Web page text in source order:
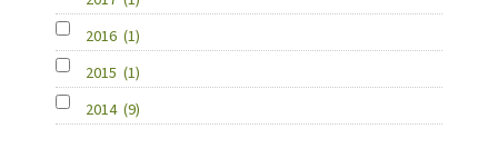
2016 (1)
2015 (1)
2014 (9)